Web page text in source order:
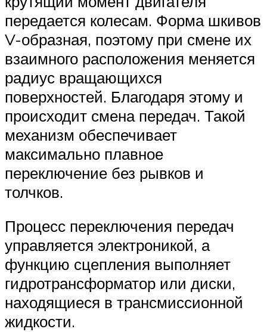
передается колесам. Форма шкивов
V-образная, поэтому при смене их
взаимного расположения меняется
радиус вращающихся
поверхностей. Благодаря этому и
происходит смена передач. Такой
механизм обеспечивает
максимально плавное
переключение без рывков и
толчков.
Процесс переключения передач
управляется электроникой, а
функцию сцепления выполняет
гидротрансформатор или диски,
находящиеся в трансмиссионной
жидкости.